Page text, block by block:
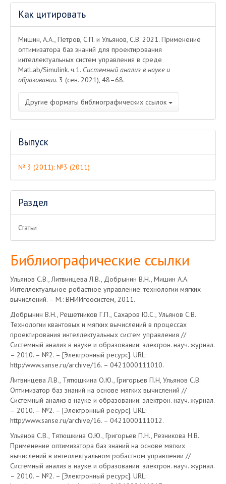
Информация
о статье
Как цитировать
Мишин, А.А., Петров, С.П. и Ульянов, С.В. 2021. Применение
оптимизатора баз знаний для проектирования
интеллектуальных систем управления в среде
MatLab/Simulink. ч.1. Системный анализ в науке и
образовании. 3 (сен. 2021), 48–68.
Другие форматы библиографических ссылок
Выпуск
№ 3 (2011): №3 (2011)
Раздел
Статьи
Библиографические ссылки
Ульянов С.В., Литвинцева Л.В., Добрынин В.Н., Мишин А.А.
Интеллектуальное робастное управление: технологии мягких
вычислений. – М.: ВНИИгеосистем, 2011.
Добрынин В.Н., Решетников Г.П., Сахаров Ю.С., Ульянов С.В.
Технологии квантовых и мягких вычислений в процессах
проектирования интеллектуальных систем управления //
Системный анализ в науке и образовании: электрон. науч. журнал.
– 2010. – №2. – [Электронный ресурс]. URL:
http:/www.sanse.ru/archive/16. – 0421000111010.
Литвинцева Л.В., Тятюшкина О.Ю., Григорьев П.Н, Ульянов С.В.
Оптимизатор баз знаний на основе мягких вычислений //
Системный анализ в науке и образовании: электрон. науч. журнал.
– 2010. – №2. – [Электронный ресурс]. URL:
http:/www.sanse.ru/archive/16. – 0421000111012.
Ульянов С.В., Тятюшкина О.Ю., Григорьев П.Н., Резникова Н.В.
Применение оптимизатора баз знаний на основе мягких
вычислений в интеллектуальном робастном управлении //
Системный анализ в науке и образовании: электрон. науч. журнал.
– 2010. – №2. – [Электронный ресурс]. URL: